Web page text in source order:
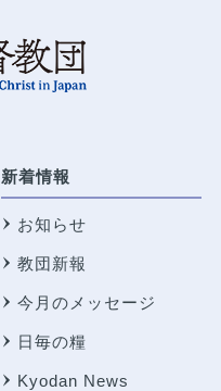
新着情報
お知らせ
教団新報
今月のメッセージ
日毎の糧
Kyodan News